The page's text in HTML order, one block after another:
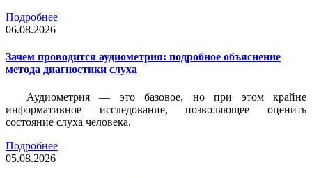
Подробнее
06.08.2026
Зачем проводится аудиометрия: подробное объяснение
метода диагностики слуха
Аудиометрия — это базовое, но при этом крайне
информативное исследование, позволяющее оценить
состояние слуха человека.
Подробнее
05.08.2026